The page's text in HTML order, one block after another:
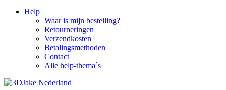
Help
Waar is mijn bestelling?
Retourneringen
Verzendkosten
Betalingsmethoden
Contact
Alle help-thema`s